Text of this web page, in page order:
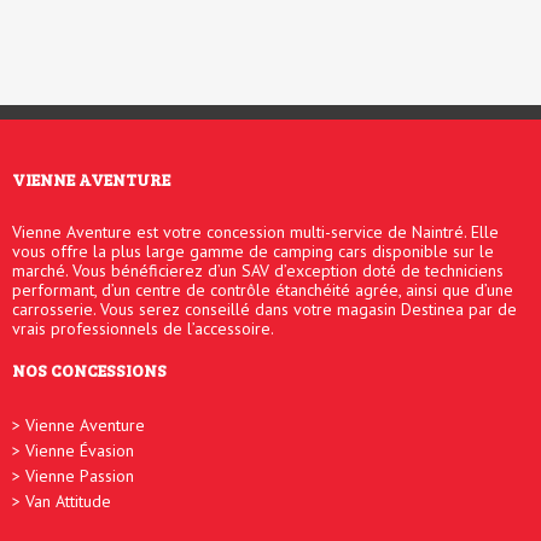
VIENNE AVENTURE
Vienne Aventure est votre concession multi-service de Naintré. Elle
vous offre la plus large gamme de camping cars disponible sur le
marché. Vous bénéficierez d’un SAV d’exception doté de techniciens
performant, d’un centre de contrôle étanchéité agrée, ainsi que d’une
carrosserie. Vous serez conseillé dans votre magasin Destinea par de
vrais professionnels de l’accessoire.
NOS CONCESSIONS
Vienne Aventure
Vienne Évasion
Vienne Passion
Van Attitude